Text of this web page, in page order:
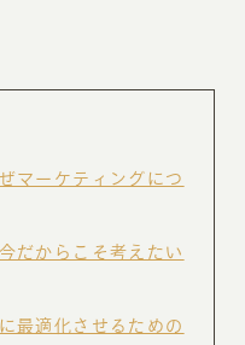
マーケティングにつ
だからこそ考えたい
最適化させるための